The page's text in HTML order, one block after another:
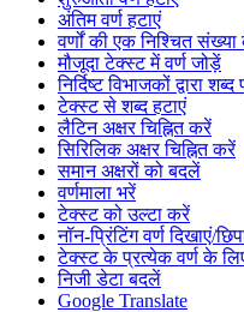
अंतिम वर्ण हटाएं
वर्णों की एक निश्चित
मौजूदा टेक्स्ट में वर्ण जोड़ें
निर्दिष्ट विभाजकों द्वारा
टेक्स्ट से शब्द हटाएं
लैटिन अक्षर चिह्नित करें
सिरिलिक अक्षर चिह्नित करें
समान अक्षरों को बदलें
वर्णमाला भरें
टेक्स्ट को उल्टा करें
नॉन-प्रिंटिंग वर्ण दिखाएं/
टेक्स्ट के प्रत्येक वर्ण के
निजी डेटा बदलें
Google Translate